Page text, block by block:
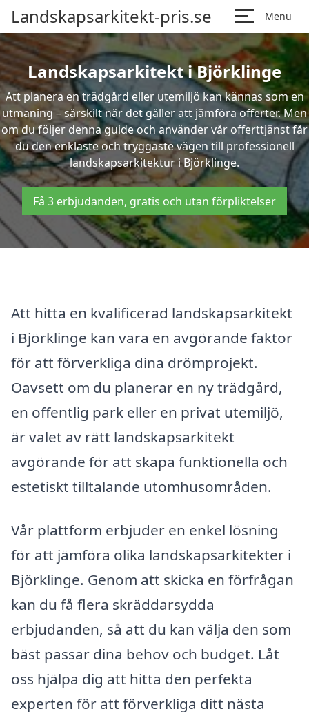
Landskapsarkitekt-pris.se Menu
Landskapsarkitekt i Björklinge
Att planera en trädgård eller utemiljö kan kännas som en
utmaning – särskilt när det gäller att jämföra offerter. Men
om du följer denna guide och använder vår offerttjänst får
du den enklaste och tryggaste vägen till professionell
landskapsarkitektur i Björklinge.
Få 3 erbjudanden, gratis och utan förpliktelser
Att hitta en kvalificerad landskapsarkitekt
i Björklinge kan vara en avgörande faktor
för att förverkliga dina drömprojekt.
Oavsett om du planerar en ny trädgård,
en offentlig park eller en privat utemiljö,
är valet av rätt landskapsarkitekt
avgörande för att skapa funktionella och
estetiskt tilltalande utomhusområden.
Vår plattform erbjuder en enkel lösning
för att jämföra olika landskapsarkitekter i
Björklinge. Genom att skicka en förfrågan
kan du få flera skräddarsydda
erbjudanden, så att du kan välja den som
bäst passar dina behov och budget. Låt
oss hjälpa dig att hitta den perfekta
experten för att förverkliga ditt nästa